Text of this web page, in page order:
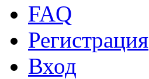
FAQ
Регистрация
Вход